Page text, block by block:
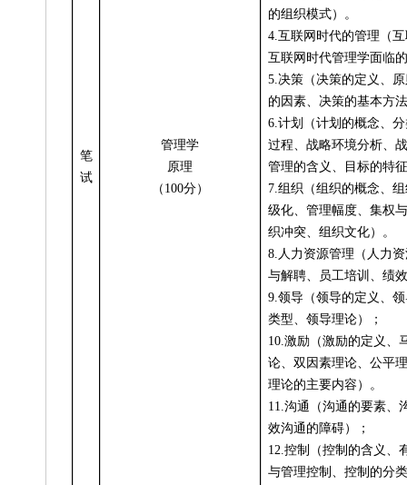
笔
试
管理学
原理
（100分）
的组织模式）。
4.互联网时代的管理（
互联网时代管理学面临
5.决策（决策的定义、
的因素、决策的基本方
6.计划（计划的概念、
过程、战略环境分析、
管理的含义、目标的特
7.组织（组织的概念、
级化、管理幅度、集权
织冲突、组织文化）。
8. 人力资源管理（人力
与解聘、员工培训、绩
9.领导（领导的定义、
类型、领导理论）；
10.激励（激励的定义、
论、双因素理论、公平
理论的主要内容）。
11.沟通（沟通的要素、
效沟通的障碍）；
12.控制（控制的含义、
与管理控制、控制的分